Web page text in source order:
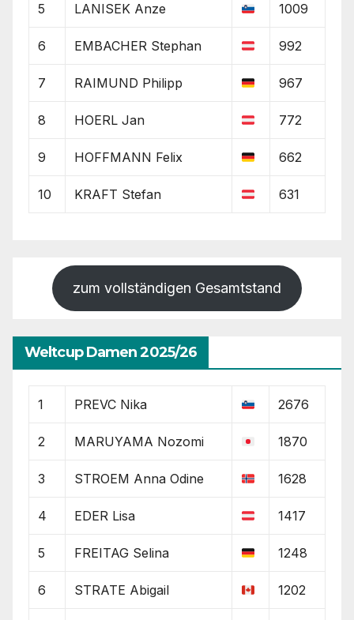
5 LANISEK Anze 1009
6 EMBACHER Stephan 992
7 RAIMUND Philipp 967
8 HOERL Jan 772
9 HOFFMANN Felix 662
10 KRAFT Stefan 631
zum vollständigen Gesamtstand
Weltcup Damen 2025/26
1 PREVC Nika 2676
2 MARUYAMA Nozomi 1870
3 STROEM Anna Odine 1628
4 EDER Lisa 1417
5 FREITAG Selina 1248
6 STRATE Abigail 1202